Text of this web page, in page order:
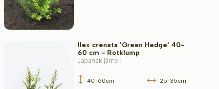
Ilex crenata 'Green Hedge' 40-
60 cm - Rotklump
Japansk järnek
40-60cm 25-35cm